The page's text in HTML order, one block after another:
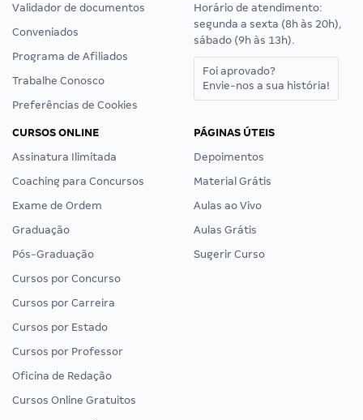
Validador de documentos
Conveniados
Programa de Afiliados
Trabalhe Conosco
Preferências de Cookies
Horário de atendimento:
segunda a sexta (8h às 20h),
sábado (9h às 13h).
Foi aprovado?
Envie-nos a sua história!
CURSOS ONLINE
Assinatura Ilimitada
Coaching para Concursos
Exame de Ordem
Graduação
Pós-Graduação
Cursos por Concurso
Cursos por Carreira
Cursos por Estado
Cursos por Professor
Oficina de Redação
Cursos Online Gratuitos
PÁGINAS ÚTEIS
Depoimentos
Material Grátis
Aulas ao Vivo
Aulas Grátis
Sugerir Curso